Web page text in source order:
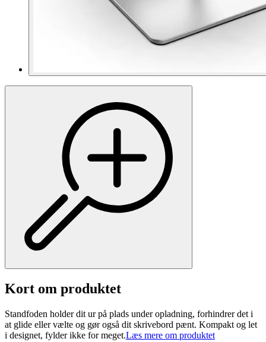
Kort om produktet
Standfoden holder dit ur på plads under opladning, forhindrer det i
at glide eller vælte og gør også dit skrivebord pænt. Kompakt og let
i designet, fylder ikke for meget.Læs mere om produktet